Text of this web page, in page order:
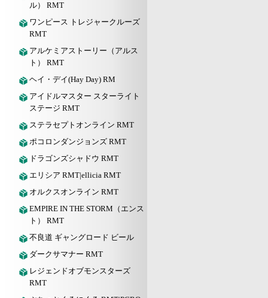
ル） RMT
ワンピース トレジャークルーズ
RMT
アルケミアストーリー（アルス
ト） RMT
ヘイ・デイ(Hay Day) RM
アイドルマスター スターライト
ステージ RMT
ステラセプトオンライン RMT
ポコロンダンジョンズ RMT
ドラゴンズシャドウ RMT
エリシア RMT|ellicia RMT
オルクスオンライン RMT
EMPIRE IN THE STORM（エンス
ト） RMT
不良道 ギャングロード ビール
ダークサマナー RMT
レジェンドオブモンスターズ
RMT